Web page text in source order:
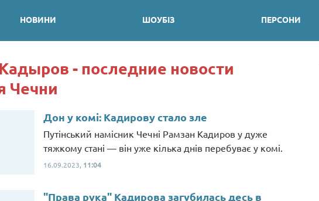
НОВИНИ ШОУБІЗ ПЕРСОНИ
- последние новости
Чечни
Дон у комі: Кадирову стало зле
Путінський намісник Чечні Рамзан Кадиров у дуже
тяжкому стані — він уже кілька днів перебуває у комі.
16.09.2023, 11:04
"Права рука" Кадирова загубилась десь в